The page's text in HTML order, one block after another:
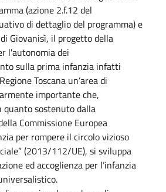
(azione 2.f.12 del
di dettaglio del programma) e
Giovanisì, il progetto della
l'autonomia dei
sulla prima infanzia infatti
Toscana un’area di
importante che,
quanto sostenuto dalla
Commissione Europea
per rompere il circolo vizioso
(2013/112/UE), si sviluppa
ed accoglienza per l’infanzia